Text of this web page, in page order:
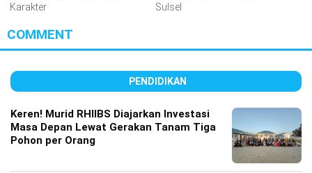
Karakter
Sulsel
COMMENT
PENDIDIKAN
Keren! Murid RHIIBS Diajarkan Investasi
Masa Depan Lewat Gerakan Tanam Tiga
Pohon per Orang